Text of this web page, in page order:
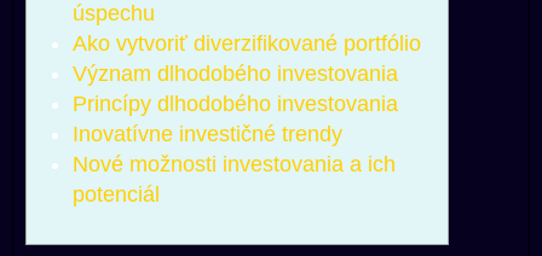
úspechu
Ako vytvoriť diverzifikované portfólio
Význam dlhodobého investovania
Princípy dlhodobého investovania
Inovatívne investičné trendy
Nové možnosti investovania a ich
potenciál